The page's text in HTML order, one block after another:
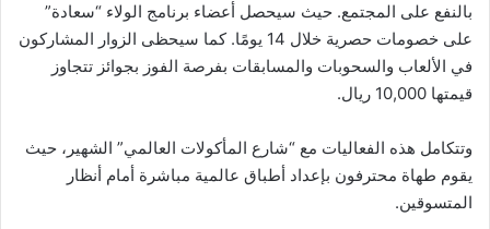
بالنفع على المجتمع. حيث سيحصل أعضاء برنامج الولاء “سعادة”
على خصومات حصرية خلال 14 يومًا. كما سيحظى الزوار المشاركون
في الألعاب والسحوبات والمسابقات بفرصة الفوز بجوائز تتجاوز
قيمتها 10,000 ريال.
وتتكامل هذه الفعاليات مع “شارع المأكولات العالمي” الشهير، حيث
يقوم طهاة محترفون بإعداد أطباق عالمية مباشرة أمام أنظار
المتسوقين.